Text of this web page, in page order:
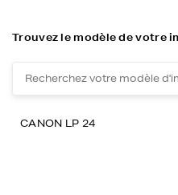
Trouvez le modèle de votre
CANON LP 24